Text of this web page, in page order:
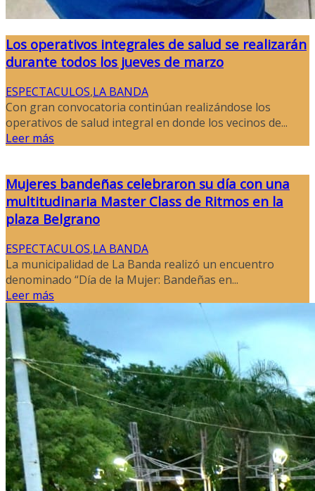
Los operativos integrales de salud se realizarán
durante todos los jueves de marzo
ESPECTACULOS,LA BANDA
Con gran convocatoria continúan realizándose los
operativos de salud integral en donde los vecinos de...
Leer más
Mujeres bandeñas celebraron su día con una
multitudinaria Master Class de Ritmos en la
plaza Belgrano
ESPECTACULOS,LA BANDA
La municipalidad de La Banda realizó un encuentro
denominado “Día de la Mujer: Bandeñas en...
Leer más